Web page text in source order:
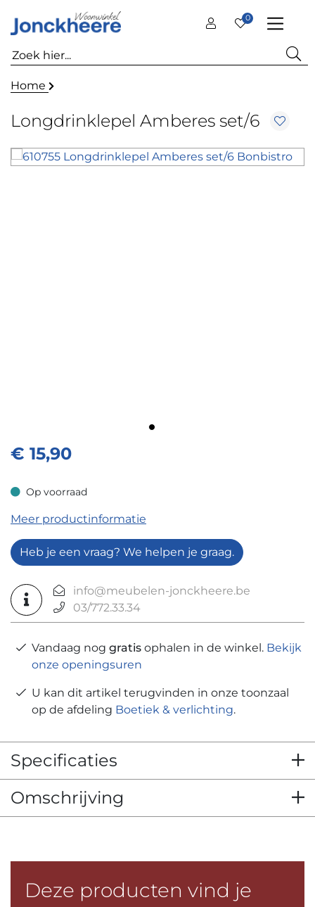
0
Home
Longdrinklepel Amberes set/6
€ 15,90
Op voorraad
Op voorraad
Meer productinformatie
Heb je een vraag? We helpen je graag.
info@meubelen-jonckheere.be
03/772.33.34
Vandaag nog gratis ophalen in de winkel. Bekijk
onze openingsuren
U kan dit artikel terugvinden in onze toonzaal
op de afdeling Boetiek & verlichting.
Specificaties
Omschrijving
Deze producten vind je